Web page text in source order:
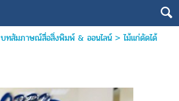
บทสัมภาษณ์สื่อสิ่งพิมพ์ & ออนไลน์>ไม้แก่ดัดได้